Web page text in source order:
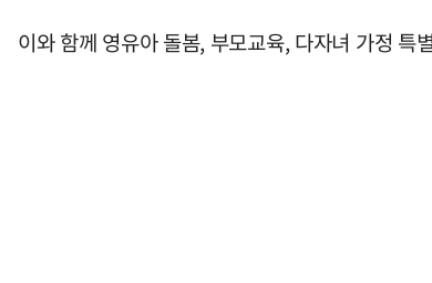
이와 함께 영유아 돌봄, 부모교육, 다자녀 가정